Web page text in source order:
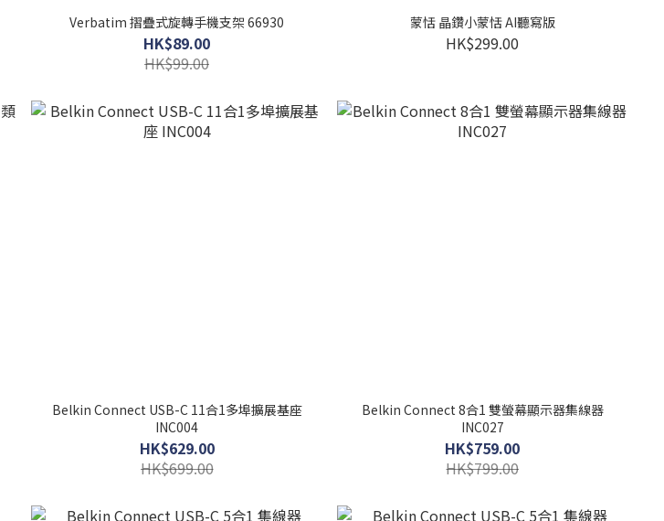
Verbatim 摺疊式旋轉手機支架 66930
HK$89.00
HK$99.00
蒙恬 晶鑽小蒙恬 AI聽寫版
HK$299.00
Belkin Connect USB-C 11合1多埠擴展基座
INC004
HK$629.00
HK$699.00
Belkin Connect 8合1 雙螢幕顯示器集線器
INC027
HK$759.00
HK$799.00